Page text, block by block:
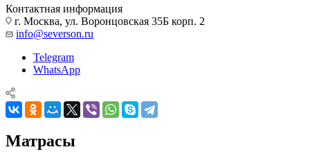
Контактная информация
г. Москва, ул. Воронцовская 35Б корп. 2
info@severson.ru
Telegram
WhatsApp
Матрасы